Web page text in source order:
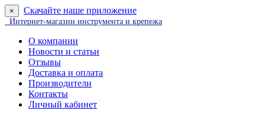
× Скачайте наше приложение
Интернет-магазин инструмента и крепежа
О компании
Новости и статьи
Отзывы
Доставка и оплата
Производители
Контакты
Личный кабинет